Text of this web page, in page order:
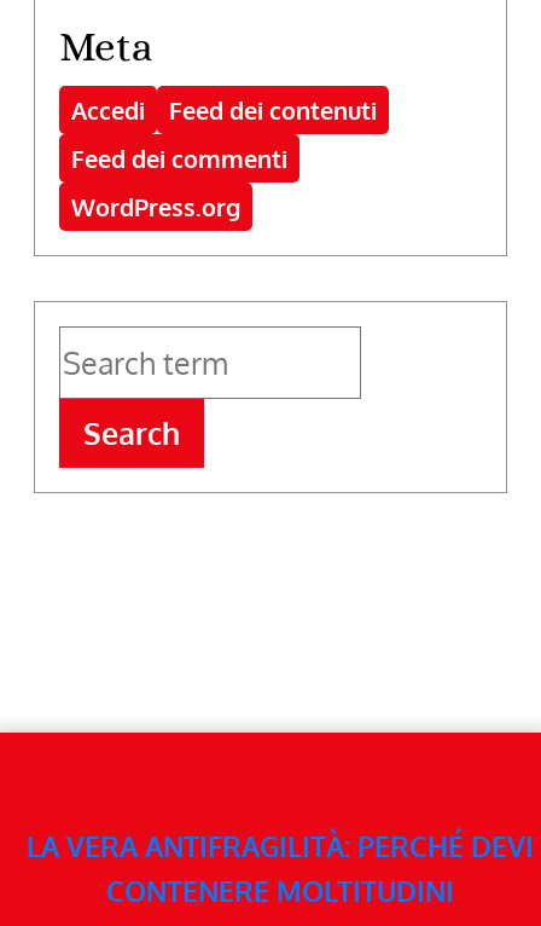
Meta
Accedi
Feed dei contenuti
Feed dei commenti
WordPress.org
Search
LA VERA ANTIFRAGILITÀ: PERCHÉ DEVI
CONTENERE MOLTITUDINI